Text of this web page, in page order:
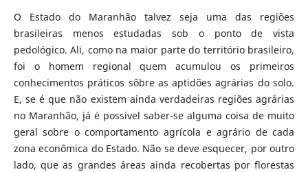
O Estado do Maranhão talvez seja uma das regiões
brasileiras menos estudadas sob o ponto de vista
pedológico. Ali, como na maior parte do território brasileiro,
foi o homem regional quem acumulou os primeiros
conhecimentos práticos sôbre as aptidões agrárias do solo.
E, se é que não existem ainda verdadeiras regiões agrárias
no Maranhão, já é possivel saber-se alguma coisa de muito
geral sobre o comportamento agrícola e agrário de cada
zona econômica do Estado. Não se deve esquecer, por outro
lado, que as grandes áreas ainda recobertas por florestas